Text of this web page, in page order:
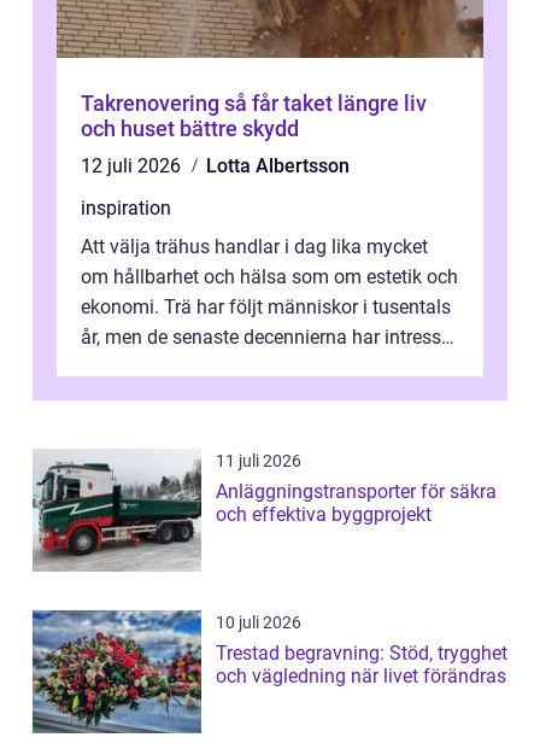
Takrenovering så får taket längre liv
och huset bättre skydd
12 juli 2026
Lotta Albertsson
inspiration
Att välja trähus handlar i dag lika mycket
om hållbarhet och hälsa som om estetik och
ekonomi. Trä har följt människor i tusentals
år, men de senaste decennierna har intresset
11 juli 2026
Anläggningstransporter för säkra
och effektiva byggprojekt
10 juli 2026
Trestad begravning: Stöd, trygghet
och vägledning när livet förändras